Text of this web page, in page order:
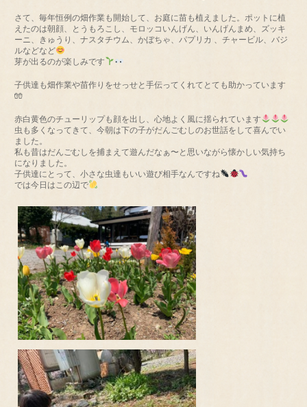
さて、毎年恒例の畑作業も開始して、お庭に苗も植えました。ポットに植
えたのは朝顔、とうもろこし、モロッコいんげん、いんげんまめ、ズッキ
ーニ、きゅうり、ナスタチウム、かぼちゃ、パプリカ 、チャービル、バジ
ルなどなど
芽が出るのが楽しみです
子供達も畑作業や苗作りをせっせと手伝ってくれてとても助かっています
🧤
赤白黄色のチューリップも顔を出し、心地よく風に揺られています
虫も多くなってきて、今朝は下の子がだんごむしのお世話をして喜んでい
ました。
私も昔はだんごむしを捕まえて遊んだなぁ〜と思いながら懐かしい気持ち
になりました。
子供達にとって、小さな虫達もいい遊び相手なんですね
では今日はこの辺で